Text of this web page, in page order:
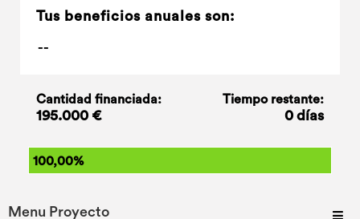
Tus beneficios anuales son:
Cantidad financiada:
195.000 €
Tiempo restante:
0 días
100,00%
Menu Proyecto